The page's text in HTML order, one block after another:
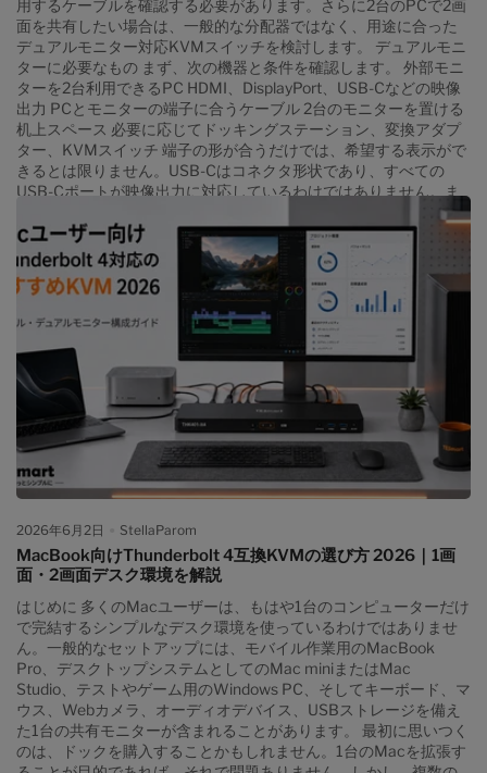
用するケーブルを確認する必要があります。さらに2台のPCで2画
面を共有したい場合は、一般的な分配器ではなく、用途に合った
デュアルモニター対応KVMスイッチを検討します。 デュアルモニ
ターに必要なもの まず、次の機器と条件を確認します。 外部モニ
ターを2台利用できるPC HDMI、DisplayPort、USB-Cなどの映像
出力 PCとモニターの端子に合うケーブル 2台のモニターを置ける
机上スペース 必要に応じてドッキングステーション、変換アダプ
ター、KVMスイッチ 端子の形が合うだけでは、希望する表示がで
きるとは限りません。USB-Cはコネクタ形状であり、すべての
USB-Cポートが映像出力に対応しているわけではありません。ま
た、PCが同時に出力できる外部ディスプレイの枚数も確認が必要
です。 パソコンを2画面表示にする基本手順 1. PCと2台のモニタ
ーを接続する PC側の映像出力と、各モニターの入力端子をケーブ
ルで接続します。デスクトップPCではグラフィックボード側の端
子を使う構成が一般的です。ノートPCではHDMIや映像出力対応
USB-Cを利用します。端子が足りない場合は、PCの仕様に対応し
たドッキングステーションやアダプターが必要になることがあり
ます。 2. モニターの入力を選ぶ モニターに複数の入力端子がある
場合は、接続したHDMIまたはDisplayPortなどを入力ソースとして
選びます。画面が映らないときは、ケーブルだけでなく、この入
力設定も確認してください。 3. OSで「拡張」を選ぶ Windowsで
は「設定」から「システム」「ディスプレイ」を開き、複数のデ
ィスプレイで「表示画面を拡張する」を選びます。macOSでは
「システム設定」の「ディスプレイ」で配置を確認します。複製
表示を選ぶと2台に同じ内容が映り、拡張表示を選ぶと作業領域が
広がります。 4. 画面の位置とメインディスプレイを調整する 設定
画面に表示されるモニターの位置を、実際の左右配置に合わせま
す。解像度や拡大率が異なると、文字の大きさやマウスポインタ
ーの移動に違和感が出る場合があります。まず推奨解像度を基準
にして、見やすい拡大率へ調整するとよいでしょう。 「拡張」と
「複製」は何が違う？ 表示方法 画面の状態 向いている用途 拡張表
示 2台を1つの広い作業領域として使う 事務作業、開発、制作、デ
ータ分析...
2026年6月2日 StellaParom
MacBook向けThunderbolt 4互換KVMの選び方 2026｜1画
面・2画面デスク環境を解説
はじめに 多くのMacユーザーは、もはや1台のコンピューターだけ
で完結するシンプルなデスク環境を使っているわけではありませ
ん。一般的なセットアップには、モバイル作業用のMacBook
Pro、デスクトップシステムとしてのMac miniまたはMac
Studio、テストやゲーム用のWindows PC、そしてキーボード、マ
ウス、Webカメラ、オーディオデバイス、USBストレージを備え
た1台の共有モニターが含まれることがあります。 最初に思いつく
のは、ドックを購入することかもしれません。1台のMacを拡張す